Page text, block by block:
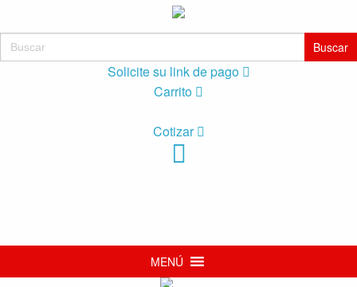
Buscar:
Solicite su link de pago
Carrito
Cotizar
MENÚ